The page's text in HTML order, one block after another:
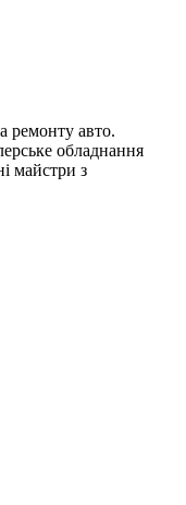
ремонту авто.
обладнання
майстри з